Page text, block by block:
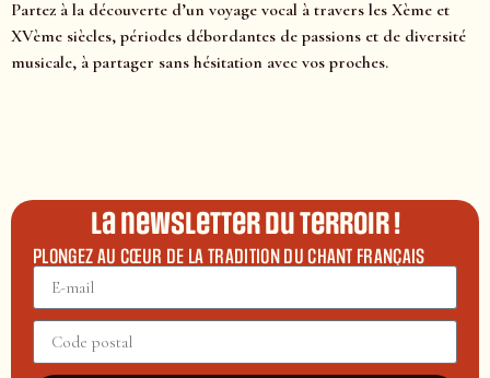
Partez à la découverte d’un voyage vocal à travers les Xème et
XVème siècles, périodes débordantes de passions et de diversité
musicale, à partager sans hésitation avec vos proches.
La newsletter du terroir !
PLONGEZ AU CŒUR DE LA TRADITION DU CHANT FRANÇAIS